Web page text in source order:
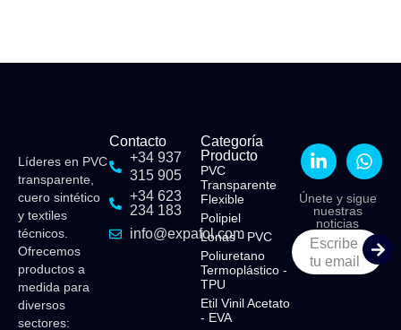
Líderes en PVC
transparente,
cuero sintético
y textiles
técnicos.
Ofrecemos
productos a
medida para
diversos
sectores:
Contacto
+34 937
315 905
+34 623
234 183
info@expafol.com
Categoría
Producto
PVC
Transparente
Flexible​
Polipiel​
Lonas - PVC​
Poliuretano
Termoplástico -
TPU​
Etil Vinil Acetato
- EVA​
Únete y sigue
nuestras
noticias
Escribe
tu email